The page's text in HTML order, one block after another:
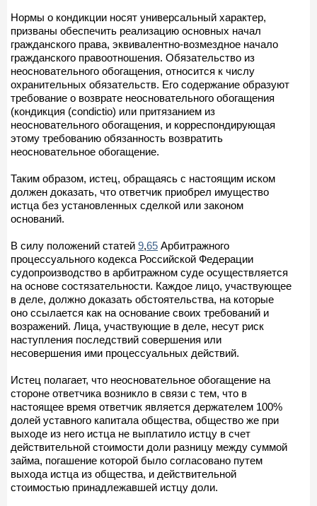
Нормы о кондикции носят универсальный характер,
призваны обеспечить реализацию основных начал
гражданского права, эквивалентно-возмездное начало
гражданского правоотношения. Обязательство из
неосновательного обогащения, относится к числу
охранительных обязательств. Его содержание образуют
требование о возврате неосновательного обогащения
(кондикция (condictio) или притязанием из
неосновательного обогащения, и корреспондирующая
этому требованию обязанность возвратить
неосновательное обогащение.
Таким образом, истец, обращаясь с настоящим иском
должен доказать, что ответчик приобрел имущество
истца без установленных сделкой или законом
оснований.
В силу положений статей 9,65 Арбитражного
процессуального кодекса Российской Федерации
судопроизводство в арбитражном суде осуществляется
на основе состязательности. Каждое лицо, участвующее
в деле, должно доказать обстоятельства, на которые
оно ссылается как на основание своих требований и
возражений. Лица, участвующие в деле, несут риск
наступления последствий совершения или
несовершения ими процессуальных действий.
Истец полагает, что неосновательное обогащение на
стороне ответчика возникло в связи с тем, что в
настоящее время ответчик является держателем 100%
долей уставного капитала общества, общество же при
выходе из него истца не выплатило истцу в счет
действительной стоимости доли разницу между суммой
займа, погашение которой было согласовано путем
выхода истца из общества, и действительной
стоимостью принадлежавшей истцу доли.